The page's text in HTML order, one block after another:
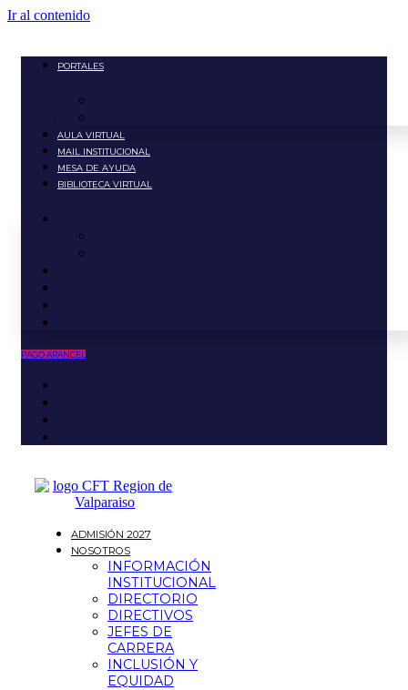
Ir al contenido
PORTALES
AULA VIRTUAL
MAIL INSTITUCIONAL
MESA DE AYUDA
BIBLIOTECA VIRTUAL
PAGO ARANCEL
ADMISIÓN 2027
NOSOTROS
INFORMACIÓN
INSTITUCIONAL
DIRECTORIO
DIRECTIVOS
JEFES DE
CARRERA
INCLUSIÓN Y
EQUIDAD